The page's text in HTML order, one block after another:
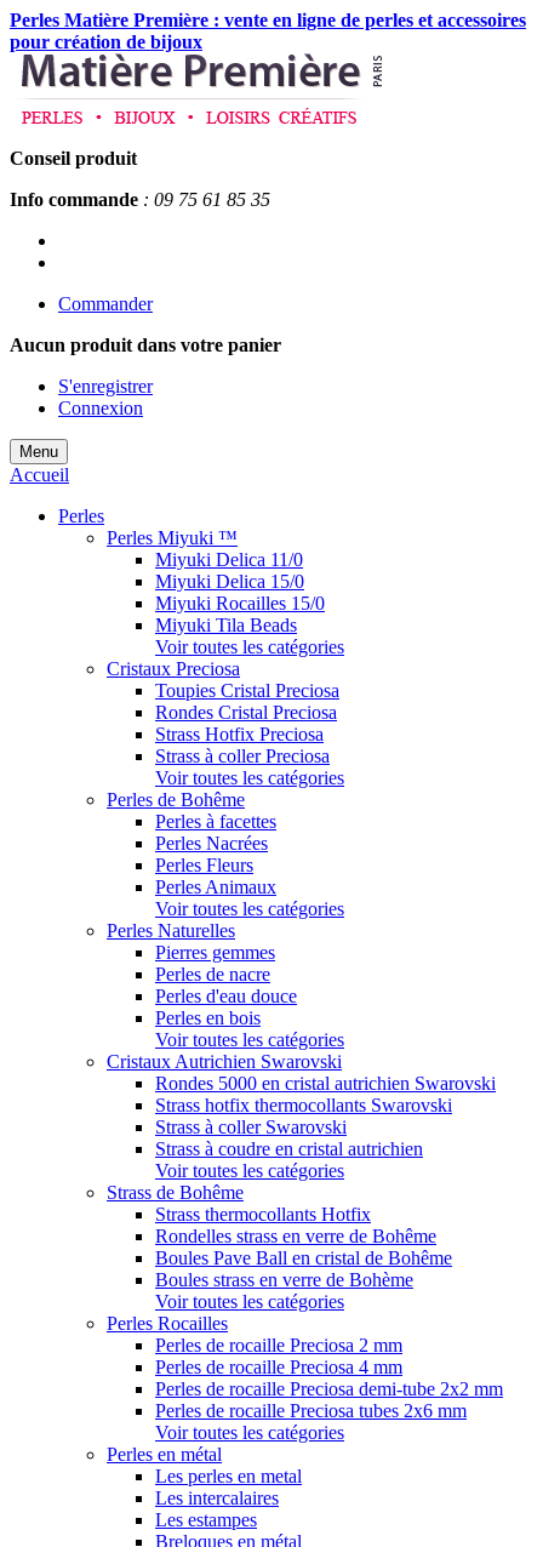
Perles Matière Première : vente en ligne de perles et accessoires
pour création de bijoux
Conseil produit
Info commande : 09 75 61 85 35
Commander
Aucun produit dans votre panier
S'enregistrer
Connexion
Menu
Accueil
Perles
Perles Miyuki ™
Miyuki Delica 11/0
Miyuki Delica 15/0
Miyuki Rocailles 15/0
Miyuki Tila Beads
Voir toutes les catégories
Cristaux Preciosa
Toupies Cristal Preciosa
Rondes Cristal Preciosa
Strass Hotfix Preciosa
Strass à coller Preciosa
Voir toutes les catégories
Perles de Bohême
Perles à facettes
Perles Nacrées
Perles Fleurs
Perles Animaux
Voir toutes les catégories
Perles Naturelles
Pierres gemmes
Perles de nacre
Perles d'eau douce
Perles en bois
Voir toutes les catégories
Cristaux Autrichien Swarovski
Rondes 5000 en cristal autrichien Swarovski
Strass hotfix thermocollants Swarovski
Strass à coller Swarovski
Strass à coudre en cristal autrichien
Voir toutes les catégories
Strass de Bohême
Strass thermocollants Hotfix
Rondelles strass en verre de Bohême
Boules Pave Ball en cristal de Bohême
Boules strass en verre de Bohème
Voir toutes les catégories
Perles Rocailles
Perles de rocaille Preciosa 2 mm
Perles de rocaille Preciosa 4 mm
Perles de rocaille Preciosa demi-tube 2x2 mm
Perles de rocaille Preciosa tubes 2x6 mm
Voir toutes les catégories
Perles en métal
Les perles en metal
Les intercalaires
Les estampes
Breloques en métal